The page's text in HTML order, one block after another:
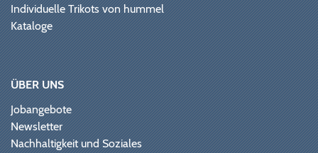
Individuelle Trikots von hummel
Kataloge
ÜBER UNS
Jobangebote
Newsletter
Nachhaltigkeit und Soziales